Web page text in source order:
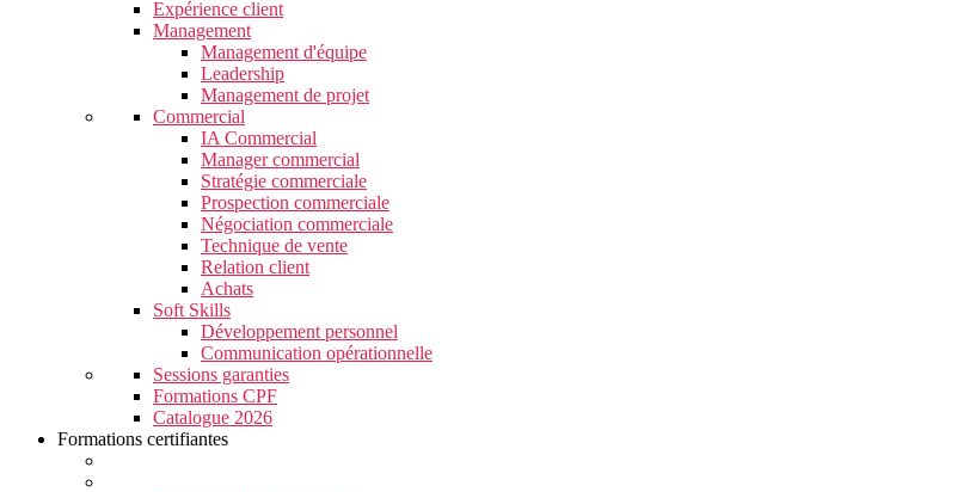
Expérience client
Management
Management d'équipe
Leadership
Management de projet
Commercial
IA Commercial
Manager commercial
Stratégie commerciale
Prospection commerciale
Négociation commerciale
Technique de vente
Relation client
Achats
Soft Skills
Développement personnel
Communication opérationnelle
Sessions garanties
Formations CPF
Catalogue 2026
Formations certifiantes